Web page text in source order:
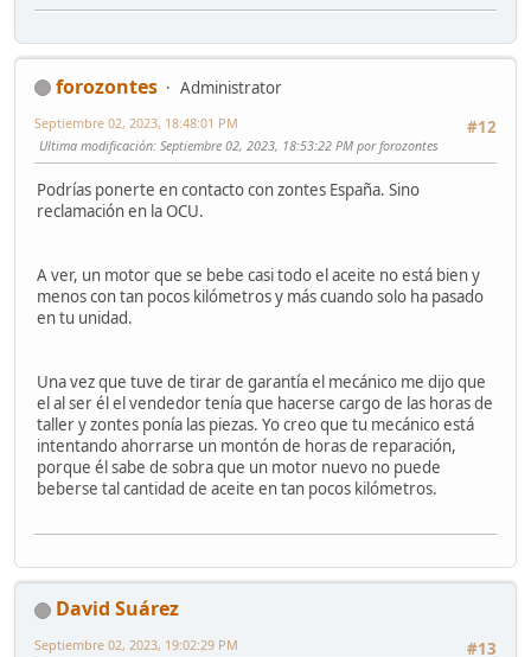
forozontes
Administrator
#12
Septiembre 02, 2023, 18:48:01 PM
Ultima modificación: Septiembre 02, 2023, 18:53:22 PM por forozontes
Podrías ponerte en contacto con zontes España. Sino
reclamación en la OCU.
A ver, un motor que se bebe casi todo el aceite no está bien y
menos con tan pocos kilómetros y más cuando solo ha pasado
en tu unidad.
Una vez que tuve de tirar de garantía el mecánico me dijo que
el al ser él el vendedor tenía que hacerse cargo de las horas de
taller y zontes ponía las piezas. Yo creo que tu mecánico está
intentando ahorrarse un montón de horas de reparación,
porque él sabe de sobra que un motor nuevo no puede
beberse tal cantidad de aceite en tan pocos kilómetros.
David Suárez
#13
Septiembre 02, 2023, 19:02:29 PM